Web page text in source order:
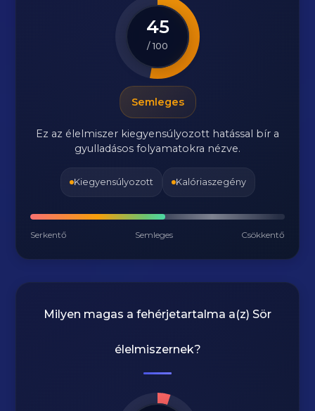
45
/ 100
Semleges
Ez az élelmiszer kiegyensúlyozott hatással bír a
gyulladásos folyamatokra nézve.
Kiegyensúlyozott Kalóriaszegény
Serkentő Semleges Csökkentő
Milyen magas a fehérjetartalma a(z) Sör
élelmiszernek?